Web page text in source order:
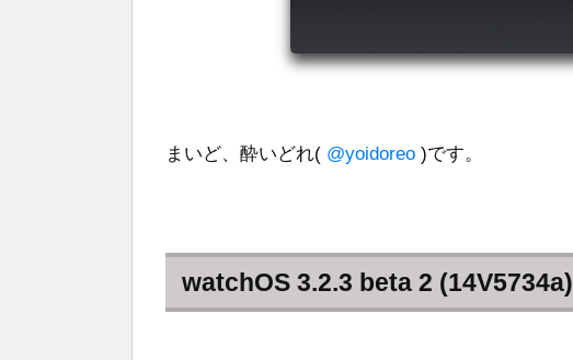
まいど、酔いどれ( @yoidoreo )です。
watchOS 3.2.3 beta 2 (14V5734a)